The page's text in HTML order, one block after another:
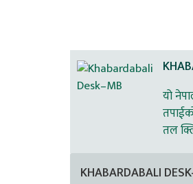
यो
तल
KHABARDABALI